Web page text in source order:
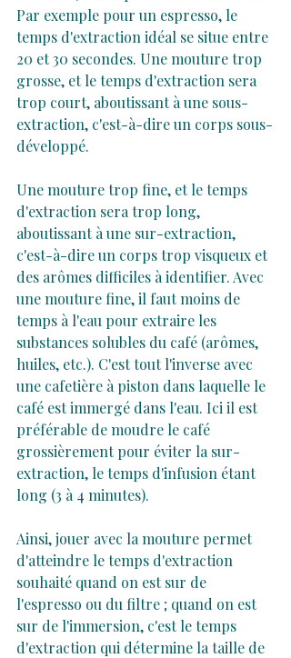
Par exemple pour un espresso, le
temps d'extraction idéal se situe entre
20 et 30 secondes. Une mouture trop
grosse, et le temps d'extraction sera
trop court, aboutissant à une sous-
extraction, c'est-à-dire un corps sous-
développé.
Une mouture trop fine, et le temps
d'extraction sera trop long,
aboutissant à une sur-extraction,
c'est-à-dire un corps trop visqueux et
des arômes difficiles à identifier. Avec
une mouture fine, il faut moins de
temps à l'eau pour extraire les
substances solubles du café (arômes,
huiles, etc.). C'est tout l'inverse avec
une cafetière à piston dans laquelle le
café est immergé dans l'eau. Ici il est
préférable de moudre le café
grossièrement pour éviter la sur-
extraction, le temps d'infusion étant
long (3 à 4 minutes).
Ainsi, jouer avec la mouture permet
d'atteindre le temps d'extraction
souhaité quand on est sur de
l'espresso ou du filtre ; quand on est
sur de l'immersion, c'est le temps
d'extraction qui détermine la taille de